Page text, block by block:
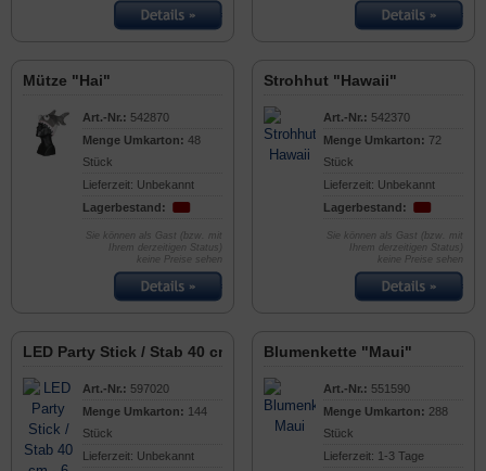
Mütze "Hai"
Art.-Nr.: 542870
Menge Umkarton: 48
Stück
Lieferzeit: Unbekannt
Lagerbestand:
Sie können als Gast (bzw. mit
Ihrem derzeitigen Status)
keine Preise sehen
Strohhut "Hawaii"
Art.-Nr.: 542370
Menge Umkarton: 72
Stück
Lieferzeit: Unbekannt
Lagerbestand:
Sie können als Gast (bzw. mit
Ihrem derzeitigen Status)
keine Preise sehen
LED Party Stick / Stab 40 cm - 6 Effekte
Art.-Nr.: 597020
Menge Umkarton: 144
Stück
Lieferzeit: Unbekannt
Blumenkette "Maui"
Art.-Nr.: 551590
Menge Umkarton: 288
Stück
Lieferzeit: 1-3 Tage